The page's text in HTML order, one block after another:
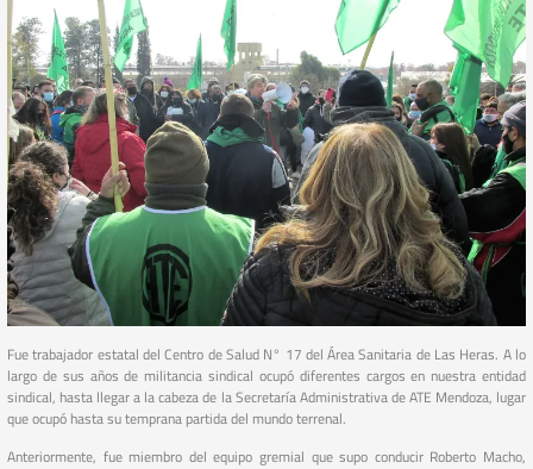
Fue trabajador estatal del Centro de Salud N° 17 del Área Sanitaria de Las Heras. A lo
largo de sus años de militancia sindical ocupó diferentes cargos en nuestra entidad
sindical, hasta llegar a la cabeza de la Secretaría Administrativa de ATE Mendoza, lugar
que ocupó hasta su temprana partida del mundo terrenal.
Anteriormente, fue miembro del equipo gremial que supo conducir Roberto Macho,